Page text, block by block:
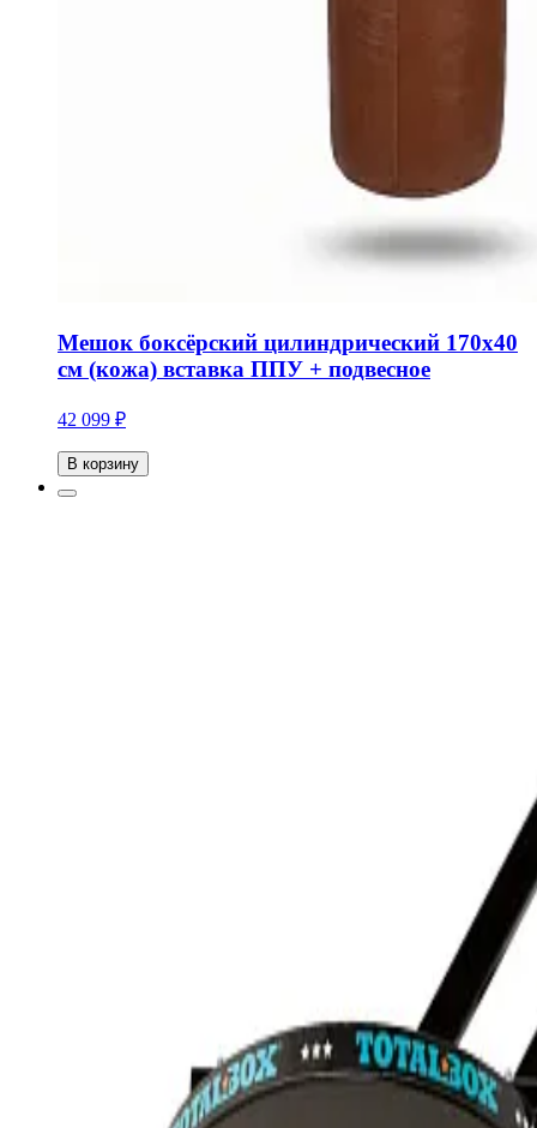
Мешок боксёрский цилиндрический 170х40
см (кожа) вставка ППУ + подвесное
42 099 ₽
В корзину